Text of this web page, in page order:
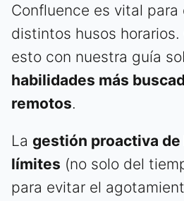
Confluence es vital para
distintos husos horarios.
esto con nuestra guía
habilidades más
remotos.
La gestión proactiva de
límites (no solo del
para evitar el